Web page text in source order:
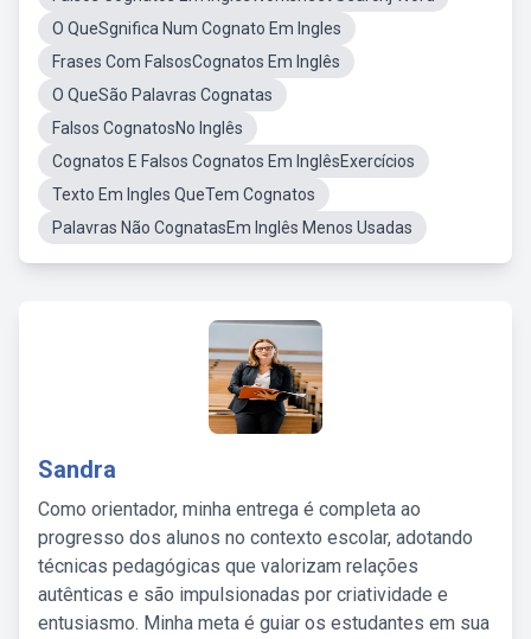
O QueSgnifica Num Cognato Em Ingles
Frases Com FalsosCognatos Em Inglês
O QueSão Palavras Cognatas
Falsos CognatosNo Inglês
Cognatos E Falsos Cognatos Em InglêsExercícios
Texto Em Ingles QueTem Cognatos
Palavras Não CognatasEm Inglês Menos Usadas
Sandra
Como orientador, minha entrega é completa ao
progresso dos alunos no contexto escolar, adotando
técnicas pedagógicas que valorizam relações
autênticas e são impulsionadas por criatividade e
entusiasmo. Minha meta é guiar os estudantes em sua